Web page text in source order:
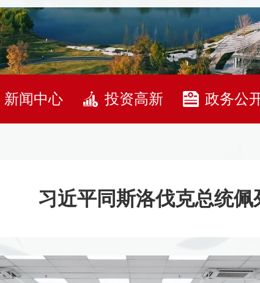
新闻中心 投资高新 政务公
习近平同斯洛伐克总统